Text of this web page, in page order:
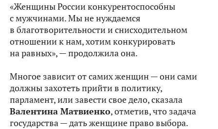
«Женщины России конкурентоспособны
с мужчинами. Мы не нуждаемся
в благотворительности и снисходительном
отношении к нам, хотим конкурировать
на равных», — продолжила она.
Многое зависит от самих женщин — они сами
должны захотеть прийти в политику,
парламент, или завести свое дело, сказала
Валентина Матвиенко, отметив, что задача
государства — дать женщине право выбора.